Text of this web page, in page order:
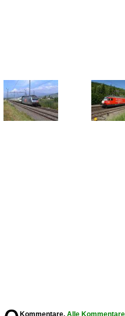
Kommentare, Alle Kommentare